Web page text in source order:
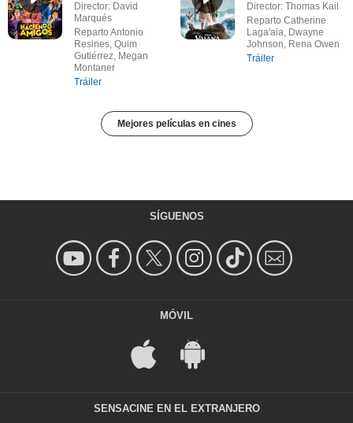
Director: David
Marqués
Reparto Antonio
Resines, Quim
Gutiérrez, Megan
Montaner
Tráiler
Director: Thomas Kail
Reparto Catherine
Laga'aia, Dwayne
Johnson, Rena Owen
Tráiler
Mejores películas en cines
SÍGUENOS
MÓVIL
SENSACINE EN EL EXTRANJERO